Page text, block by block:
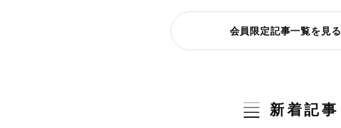
会員限定記事一覧を見る
新着記事